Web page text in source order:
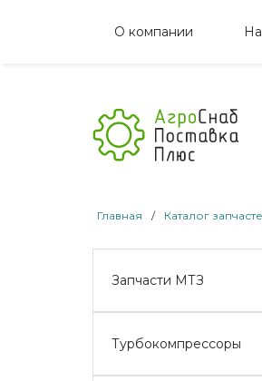
О компании
Главная / Каталог
Запчасти МТЗ
Турбокомпрессоры